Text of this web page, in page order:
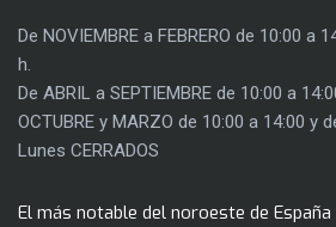
De NOVIEMBRE a FEBRERO de 10:00 a
h.
De ABRIL a SEPTIEMBRE de 10:00 a
OCTUBRE y MARZO de 10:00 a 14:00 y
Lunes CERRADOS
El más notable del noroeste de España